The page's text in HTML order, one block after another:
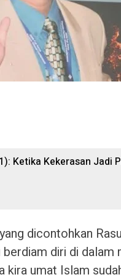
Ketika Kekerasan Jadi
dicontohkan
berdiam diri di
kira umat Islam